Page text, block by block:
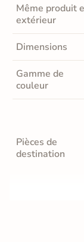
Même produit
extérieur
Dimensions
Gamme de
couleur
Pièces de
destination